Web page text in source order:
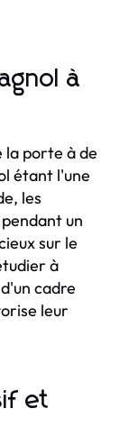
à
la porte à de
étant l'une
les
un
sur le
à
cadre
leur
et